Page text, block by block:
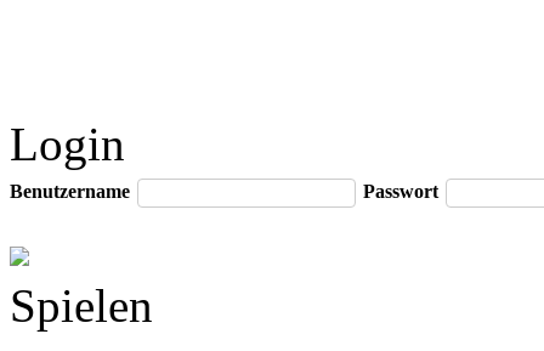
Login
Benutzername Passwort
Spielen